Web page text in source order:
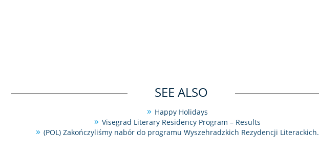
SEE ALSO
Happy Holidays
Visegrad Literary Residency Program – Results
(POL) Zakończyliśmy nabór do programu Wyszehradzkich Rezydencji Literackich.